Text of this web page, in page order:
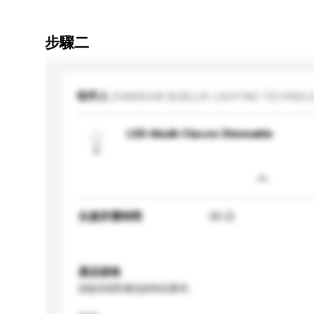
步驟二
收件人
LED Abulb Classic Dimmable
生產所需時間
產品規格